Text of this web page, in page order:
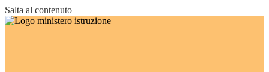
Salta al contenuto